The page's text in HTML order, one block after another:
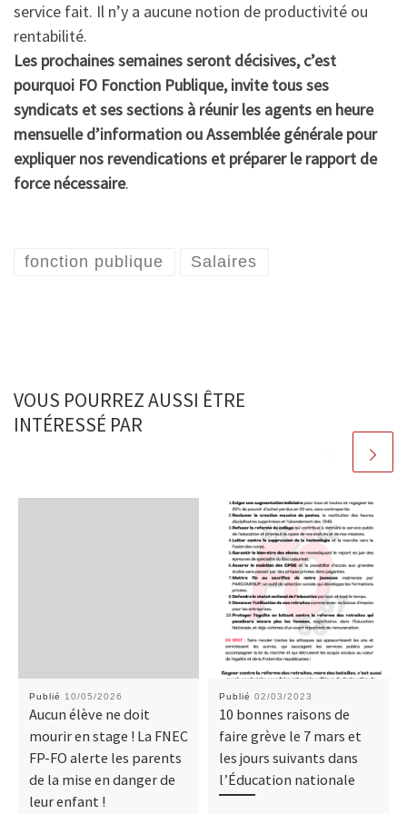
service fait. Il n’y a aucune notion de productivité ou
rentabilité.
Les prochaines semaines seront décisives, c’est
pourquoi FO Fonction Publique, invite tous ses
syndicats et ses sections à réunir les agents en heure
mensuelle d’information ou Assemblée générale pour
expliquer nos revendications et préparer le rapport de
force nécessaire.
fonction publique Salaires
VOUS POURREZ AUSSI ÊTRE
INTÉRESSÉ PAR
Publié 10/05/2026
Aucun élève ne doit
mourir en stage ! La FNEC
FP-FO alerte les parents
de la mise en danger de
leur enfant !
Publié 02/03/2023
10 bonnes raisons de
faire grève le 7 mars et
les jours suivants dans
l’Éducation nationale